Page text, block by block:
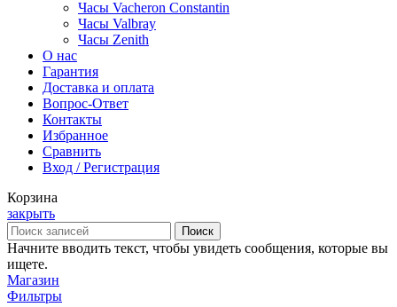
Часы Vacheron Constantin
Часы Valbray
Часы Zenith
О нас
Гарантия
Доставка и оплата
Вопрос-Ответ
Контакты
Избранное
Сравнить
Вход / Регистрация
Корзина
закрыть
Поиск
Начните вводить текст, чтобы увидеть сообщения, которые вы
ищете.
Магазин
Фильтры